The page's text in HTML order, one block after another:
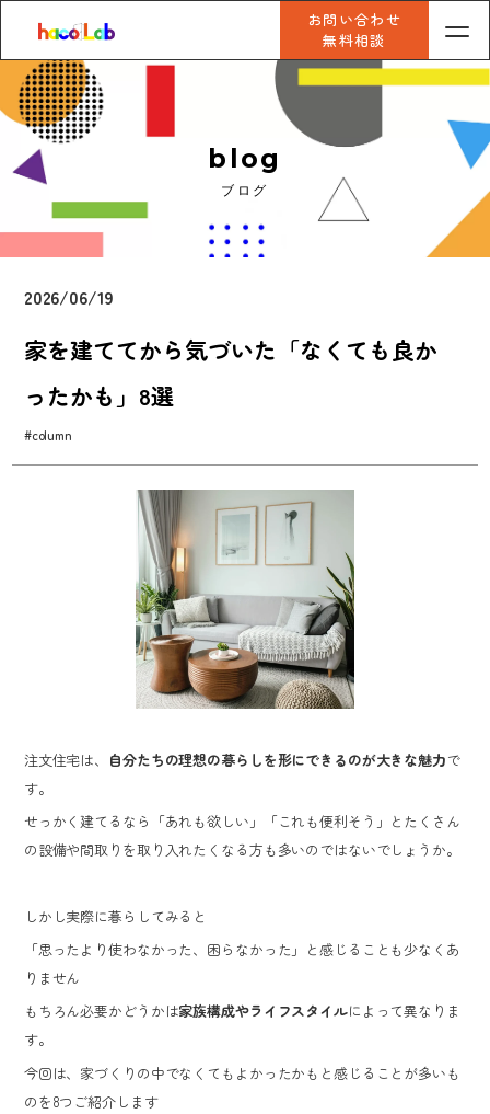
お問い合わせ
無料相談
blog
ブログ
2026/06/19
家を建ててから気づいた「なくても良か
ったかも」8選
#column
注文住宅は、 自分たちの理想の暮らしを形にできるのが大きな魅力で
す。
せっかく建てるなら「あれも欲しい」「これも便利そう」とたくさん
の設備や間取りを取り入れたくなる方も多いのではないでしょうか。
しかし実際に暮らしてみると
「思ったより使わなかった、困らなかった」と感じることも少なくあ
りません
もちろん必要かどうかは家族構成やライフスタイルによって異なりま
す。
今回は、家づくりの中でなくてもよかったかもと感じることが多いも
のを8つご紹介します